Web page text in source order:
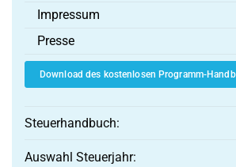
Impressum
Presse
Download des kostenlosen Programm-
Steuerhandbuch:
Auswahl Steuerjahr: